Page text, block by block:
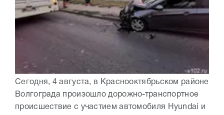
Сегодня, 4 августа, в Краснооктябрьском районе
Волгограда произошло дорожно-транспортное
происшествие с участием автомобиля Hyundai и